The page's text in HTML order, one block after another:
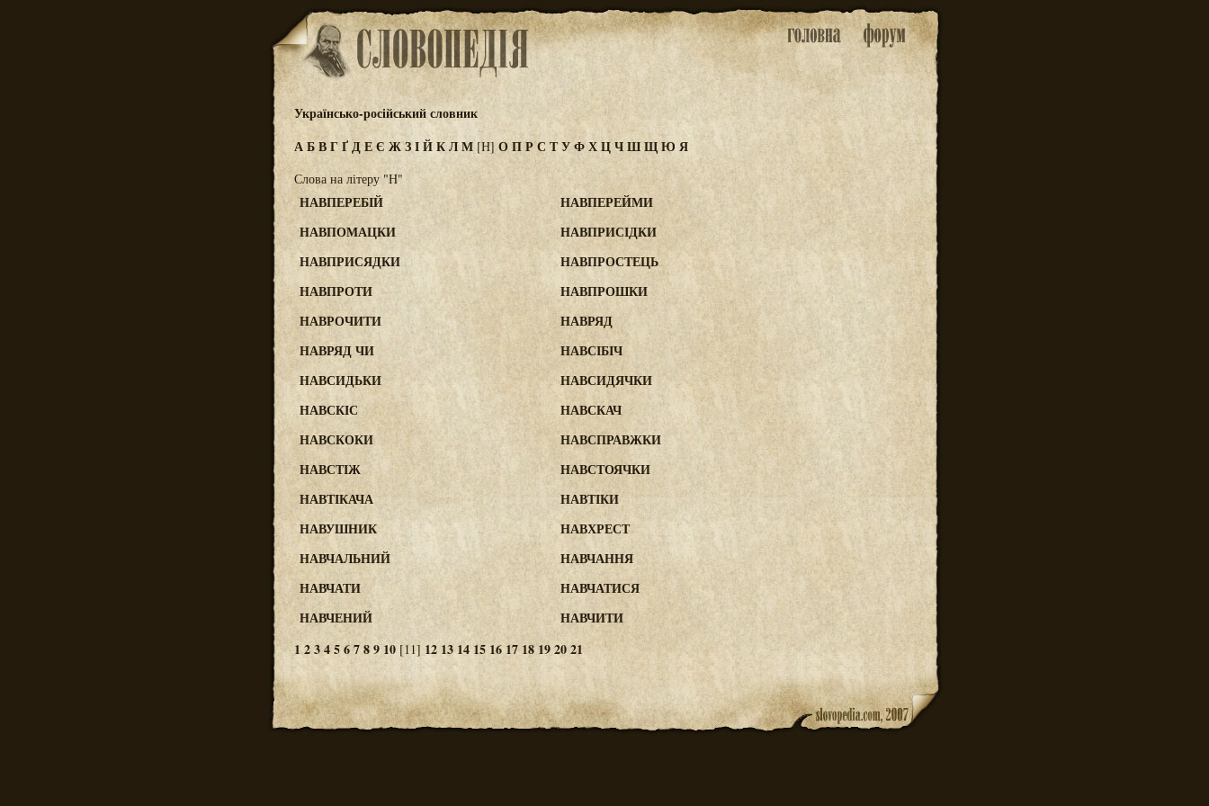
Українсько-російський словник
АБВГҐДЕЄ ЖЗІЙКЛМ [Н] ОПРС ТУФХЦЧШЩЮ Я
Слова на літеру "Н"
НАВПЕРЕБІЙ
НАВПЕРЕЙМИ
НАВПОМАЦКИ
НАВПРИСІДКИ
НАВПРИСЯДКИ
НАВПРОСТЕЦЬ
НАВПРОТИ
НАВПРОШКИ
НАВРОЧИТИ
НАВРЯД
НАВРЯД ЧИ
НАВСІБІЧ
НАВСИДЬКИ
НАВСИДЯЧКИ
НАВСКІС
НАВСКАЧ
НАВСКОКИ
НАВСПРАВЖКИ
НАВСТІЖ
НАВСТОЯЧКИ
НАВТІКАЧА
НАВТІКИ
НАВУШНИК
НАВХРЕСТ
НАВЧАЛЬНИЙ
НАВЧАННЯ
НАВЧАТИ
НАВЧАТИСЯ
НАВЧЕНИЙ
НАВЧИТИ
1 23456789 10 [11] 12 13 14 15 16 17 18 192021